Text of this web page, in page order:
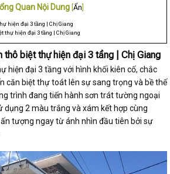
Quan Nội Dung Ẩn
hiện đại 3 tầng | Chị Giang
thự hiện đại 3 tầng | Chị Giang
thô biệt thự hiện đại 3 tầng | Chị Giang
hiện đại 3 tầng với hình khối kiên cố, chắc
căn biệt thự toát lên sự sang trọng và bề thế
trình đang tiến hành sơn trát tường ngoại
dụng 2 màu trắng và xám kết hợp cùng
tượng ngay từ ánh nhìn đầu tiên bởi sự